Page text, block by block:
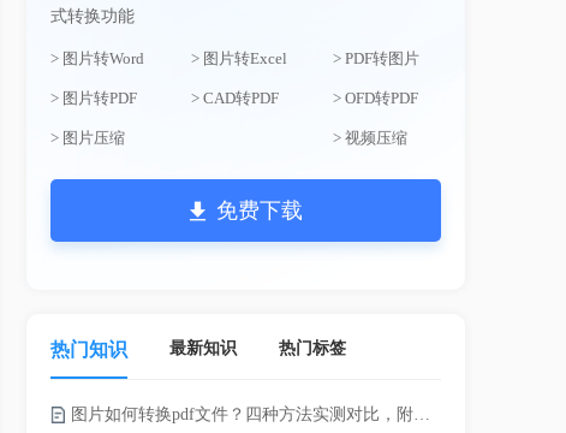
式转换功能
> 图片转Word > 图片转Excel > PDF转图片
> 图片转PDF > CAD转PDF > OFD转PDF
> 图片压缩 > 视频压缩
免费下载
热门知识 最新知识 热门标签
图片如何转换pdf文件？四种方法实测对比，附各场景最优选！